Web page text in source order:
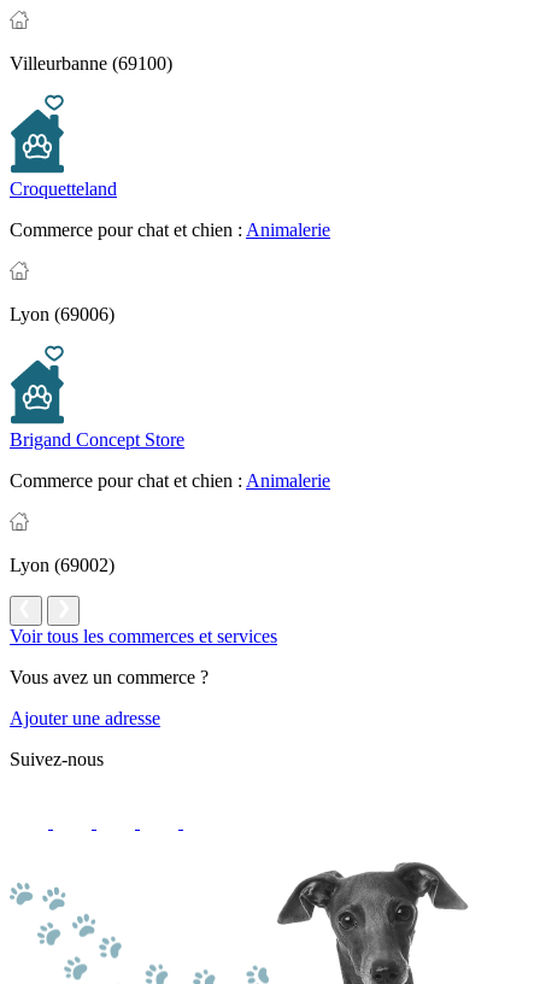
Villeurbanne (69100)
Croquetteland
Commerce pour chat et chien : Animalerie
Lyon (69006)
Brigand Concept Store
Commerce pour chat et chien : Animalerie
Lyon (69002)
Voir tous les commerces et services
Vous avez un commerce ?
Ajouter une adresse
Suivez-nous